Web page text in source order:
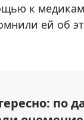
к
ей об
по